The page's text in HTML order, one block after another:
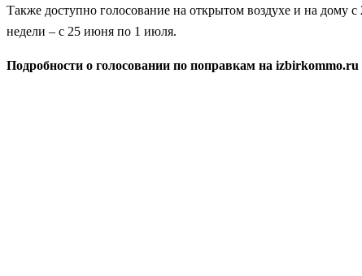
Также доступно голосование на открытом воздухе и на
недели – с 25 июня по 1 июля.
Подробности о голосовании по поправкам на